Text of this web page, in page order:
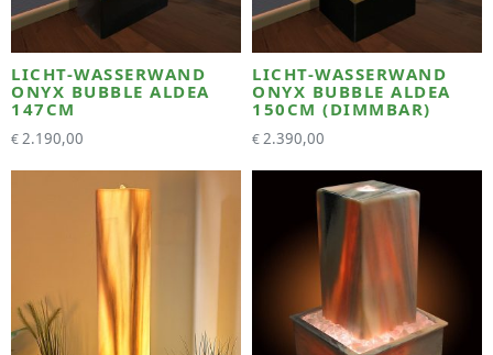
LICHT-WASSERWAND
ONYX BUBBLE ALDEA
147CM
€ 2.190,00
LICHT-WASSERWAND
ONYX BUBBLE ALDEA
150CM (DIMMBAR)
€ 2.390,00